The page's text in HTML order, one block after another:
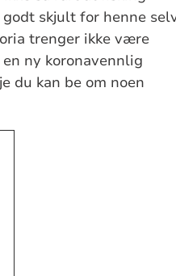
skjult for henne
trenger ikke være
ny koronavennlig
du kan be om noen